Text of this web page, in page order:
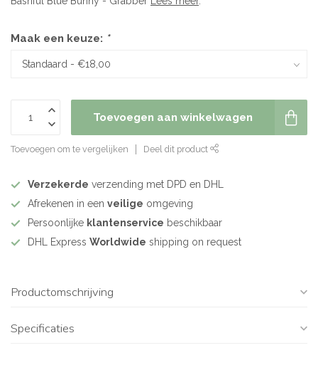
Maak een keuze: *
Toevoegen aan winkelwagen
Toevoegen om te vergelijken Deel dit product
Verzekerde verzending met DPD en DHL
Afrekenen in een veilige omgeving
Persoonlijke klantenservice beschikbaar
DHL Express Worldwide shipping on request
Productomschrijving
Specificaties